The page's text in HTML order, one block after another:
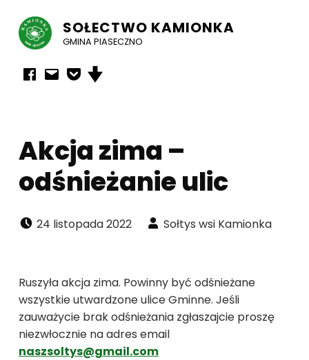
SOŁECTWO KAMIONKA
GMINA PIASECZNO
Facebook
E-mailPowiadomienia mailowe
Przewiń w dół strony
Akcja zima –
odśnieżanie ulic
Dodano:
24 listopada 2022
Napisał:
Sołtys wsi Kamionka
Ruszyła akcja zima. Powinny być odśnieżane
wszystkie utwardzone ulice Gminne. Jeśli
zauważycie brak odśnieżania zgłaszajcie proszę
niezwłocznie na adres email
naszsoltys@gmail.com